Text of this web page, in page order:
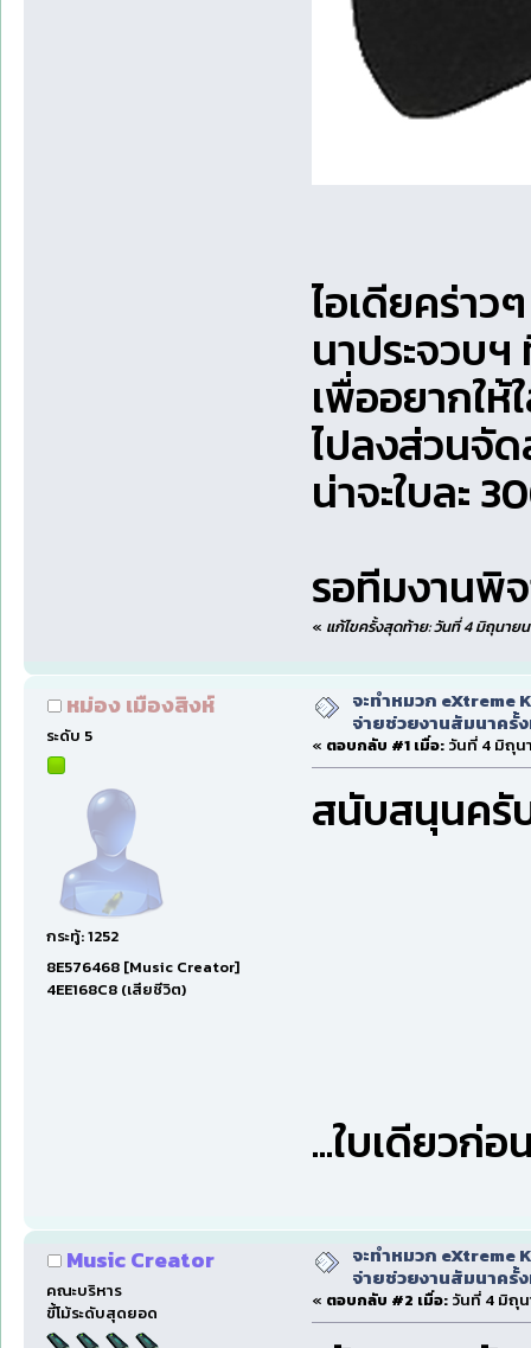
ไอเดียคร่า
นาประจวบ
เพื่ออยากใ
ไปลงส่วนจั
น่าจะใบละ
รอทีมงานพิ
« แก้ไขครั้งสุดท้าย: วันที่ 4 มิถุนายน
หม่อง เมืองสิงห์
ระดับ 5
กระทู้: 1252
8E576468 [Music Creator]
4EE168C8 (เสียชีวิต)
จะทำหมวก eXtreme
จ่ายช่วยงานสัมนาครั้
« ตอบกลับ #1 เมื่อ: วันที่ 4 มิถุน
สนับสนุนครั
...ใบเดียวก่อน
Music Creator
คณะบริหาร
ขี้โม้ระดับสุดยอด
จะทำหมวก eXtreme
จ่ายช่วยงานสัมนาครั้
« ตอบกลับ #2 เมื่อ: วันที่ 4 มิถุน